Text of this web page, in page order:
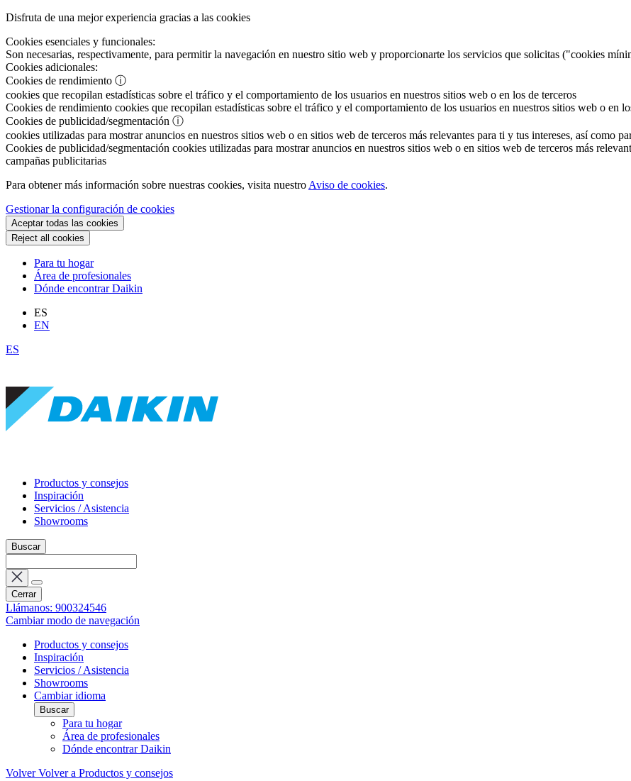
Disfruta de una mejor experiencia gracias a las cookies
Cookies esenciales y funcionales:
Son necesarias, respectivamente, para permitir la navegación en nuestro sitio web y proporcionarte los servicios que solicitas ("cookies
Cookies adicionales:
Cookies de rendimiento ⓘ
cookies que recopilan estadísticas sobre el tráfico y el comportamiento de los usuarios en nuestros sitios web o en los de terceros
Cookies de rendimiento cookies que recopilan estadísticas sobre el tráfico y el comportamiento de los usuarios en nuestros sitios web o en
Cookies de publicidad/segmentación ⓘ
cookies utilizadas para mostrar anuncios en nuestros sitios web o en sitios web de terceros más relevantes para ti y tus intereses, así como
Cookies de publicidad/segmentación cookies utilizadas para mostrar anuncios en nuestros sitios web o en sitios web de terceros más
campañas publicitarias
Para obtener más información sobre nuestras cookies, visita nuestro Aviso de cookies.
Gestionar la configuración de cookies
Aceptar todas las cookies
Reject all cookies
Para tu hogar
Área de profesionales
Dónde encontrar Daikin
ES
EN
ES
Productos y consejos
Inspiración
Servicios / Asistencia
Showrooms
Buscar
Cerrar
Llámanos: 900324546
Cambiar modo de navegación
Productos y consejos
Inspiración
Servicios / Asistencia
Showrooms
Cambiar idioma
Buscar
Para tu hogar
Área de profesionales
Dónde encontrar Daikin
Volver Volver a Productos y consejos